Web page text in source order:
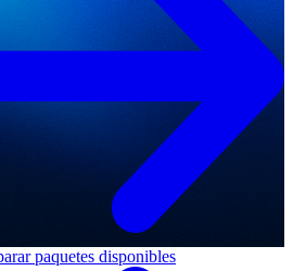
paquetes disponibles